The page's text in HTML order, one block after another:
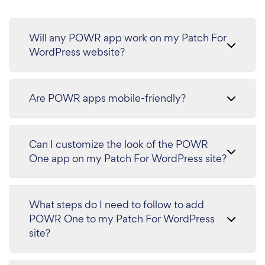
Will any POWR app work on my Patch For
WordPress website?
Are POWR apps mobile-friendly?
Can I customize the look of the POWR
One app on my Patch For WordPress site?
What steps do I need to follow to add
POWR One to my Patch For WordPress
site?